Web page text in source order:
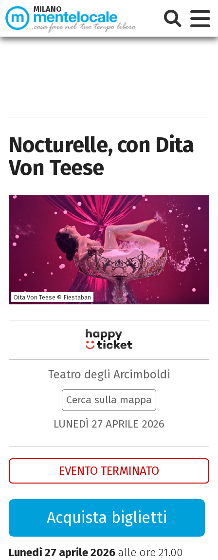
Nocturelle, con Dita
Von Teese
Dita Von Teese © Fiestaban
Teatro degli Arcimboldi
Cerca sulla mappa
LUNEDÌ 27 APRILE 2026
EVENTO TERMINATO
Acquista biglietti
Lunedì 27 aprile 2026 alle ore 21.00
MILANO